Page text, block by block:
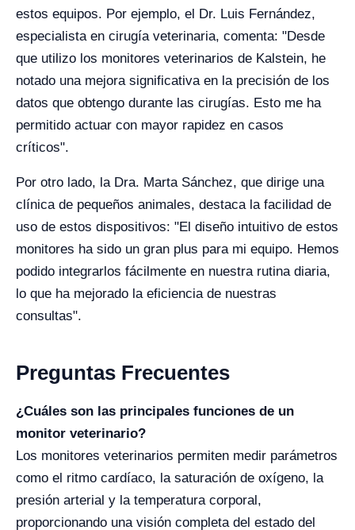
estos equipos. Por ejemplo, el Dr. Luis Fernández,
especialista en cirugía veterinaria, comenta: "Desde
que utilizo los monitores veterinarios de Kalstein, he
notado una mejora significativa en la precisión de los
datos que obtengo durante las cirugías. Esto me ha
permitido actuar con mayor rapidez en casos
críticos".
Por otro lado, la Dra. Marta Sánchez, que dirige una
clínica de pequeños animales, destaca la facilidad de
uso de estos dispositivos: "El diseño intuitivo de estos
monitores ha sido un gran plus para mi equipo. Hemos
podido integrarlos fácilmente en nuestra rutina diaria,
lo que ha mejorado la eficiencia de nuestras
consultas".
Preguntas Frecuentes
¿Cuáles son las principales funciones de un
monitor veterinario?
Los monitores veterinarios permiten medir parámetros
como el ritmo cardíaco, la saturación de oxígeno, la
presión arterial y la temperatura corporal,
proporcionando una visión completa del estado del